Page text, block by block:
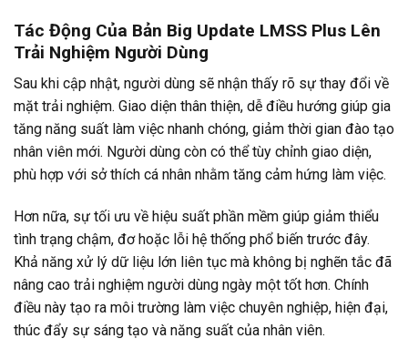
Tác Động Của Bản Big Update LMSS Plus Lên
Trải Nghiệm Người Dùng
Sau khi cập nhật, người dùng sẽ nhận thấy rõ sự thay đổi về
mặt trải nghiệm. Giao diện thân thiện, dễ điều hướng giúp gia
tăng năng suất làm việc nhanh chóng, giảm thời gian đào tạo
nhân viên mới. Người dùng còn có thể tùy chỉnh giao diện,
phù hợp với sở thích cá nhân nhằm tăng cảm hứng làm việc.
Hơn nữa, sự tối ưu về hiệu suất phần mềm giúp giảm thiểu
tình trạng chậm, đơ hoặc lỗi hệ thống phổ biến trước đây.
Khả năng xử lý dữ liệu lớn liên tục mà không bị nghẽn tắc đã
nâng cao trải nghiệm người dùng ngày một tốt hơn. Chính
điều này tạo ra môi trường làm việc chuyên nghiệp, hiện đại,
thúc đẩy sự sáng tạo và năng suất của nhân viên.